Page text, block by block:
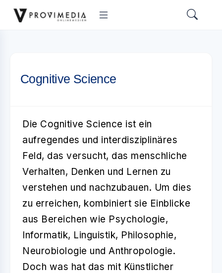
Cognitive Science
Die Cognitive Science ist ein
aufregendes und interdisziplinäres
Feld, das versucht, das menschliche
Verhalten, Denken und Lernen zu
verstehen und nachzubauen. Um dies
zu erreichen, kombiniert sie Einblicke
aus Bereichen wie Psychologie,
Informatik, Linguistik, Philosophie,
Neurobiologie und Anthropologie.
Doch was hat das mit Künstlicher